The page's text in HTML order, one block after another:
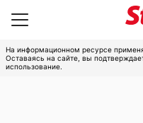
На информационном ресурсе
Оставаясь на сайте, вы
использование.